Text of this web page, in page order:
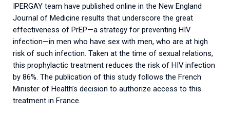
IPERGAY team have published online in the New England
Journal of Medicine results that underscore the great
effectiveness of PrEP—a strategy for preventing HIV
infection—in men who have sex with men, who are at high
risk of such infection. Taken at the time of sexual relations,
this prophylactic treatment reduces the risk of HIV infection
by 86%. The publication of this study follows the French
Minister of Health’s decision to authorize access to this
treatment in France.